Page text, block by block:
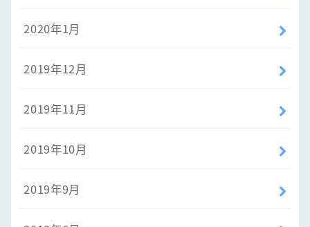
2020年1月
2019年12月
2019年11月
2019年10月
2019年9月